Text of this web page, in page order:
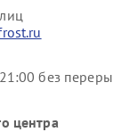
без
центра